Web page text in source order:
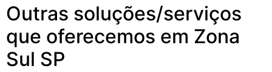
Outras soluções/serviços
que oferecemos em Zona
Sul SP